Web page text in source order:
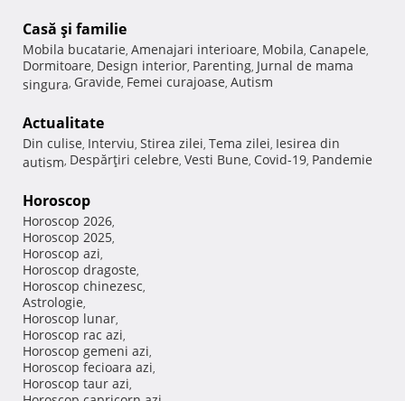
Casă şi familie
Mobila bucatarie, Amenajari interioare, Mobila, Canapele,
Dormitoare, Design interior, Parenting, Jurnal de mama
singura, Gravide, Femei curajoase, Autism
Actualitate
Din culise, Interviu, Stirea zilei, Tema zilei, Iesirea din
autism, Despărţiri celebre, Vesti Bune, Covid-19, Pandemie
Horoscop
Horoscop 2026,
Horoscop 2025,
Horoscop azi,
Horoscop dragoste,
Horoscop chinezesc,
Astrologie,
Horoscop lunar,
Horoscop rac azi,
Horoscop gemeni azi,
Horoscop fecioara azi,
Horoscop taur azi,